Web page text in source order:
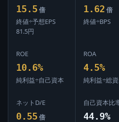
15.5 倍
終値÷予想EPS
81.5円
1.62 倍
終値÷BPS
ROE
10.6%
純利益÷自己資本
ROA
4.5%
純利益÷総
ネットD/E
0.55 倍
自己資本比
44.9%